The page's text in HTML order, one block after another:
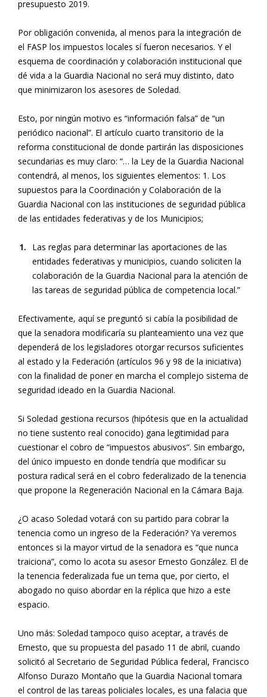
presupuesto 2019.
Por obligación convenida, al menos para la integración de
el FASP los impuestos locales sí fueron necesarios. Y el
esquema de coordinación y colaboración institucional que
dé vida a la Guardia Nacional no será muy distinto, dato
que minimizaron los asesores de Soledad.
Esto, por ningún motivo es “información falsa” de “un
periódico nacional”. El artículo cuarto transitorio de la
reforma constitucional de donde partirán las disposiciones
secundarias es muy claro: “… la Ley de la Guardia Nacional
contendrá, al menos, los siguientes elementos: 1. Los
supuestos para la Coordinación y Colaboración de la
Guardia Nacional con las instituciones de seguridad pública
de las entidades federativas y de los Municipios;
Las reglas para determinar las aportaciones de las
entidades federativas y municipios, cuando soliciten la
colaboración de la Guardia Nacional para la atención de
las tareas de seguridad pública de competencia local.”
Efectivamente, aquí se preguntó si cabía la posibilidad de
que la senadora modificaría su planteamiento una vez que
dependerá de los legisladores otorgar recursos suficientes
al estado y la Federación (artículos 96 y 98 de la iniciativa)
con la finalidad de poner en marcha el complejo sistema de
seguridad ideado en la Guardia Nacional.
Si Soledad gestiona recursos (hipótesis que en la actualidad
no tiene sustento real conocido) gana legitimidad para
cuestionar el cobro de “impuestos abusivos”. Sin embargo,
del único impuesto en donde tendría que modificar su
postura radical será en el cobro federalizado de la tenencia
que propone la Regeneración Nacional en la Cámara Baja.
¿O acaso Soledad votará con su partido para cobrar la
tenencia como un ingreso de la Federación? Ya veremos
entonces si la mayor virtud de la senadora es “que nunca
traiciona”, como lo acota su asesor Ernesto González. El de
la tenencia federalizada fue un tema que, por cierto, el
abogado no quiso abordar en la réplica que hizo a este
espacio.
Uno más: Soledad tampoco quiso aceptar, a través de
Ernesto, que su propuesta del pasado 11 de abril, cuando
solicitó al Secretario de Seguridad Pública federal, Francisco
Alfonso Durazo Montaño que la Guardia Nacional tomara
el control de las tareas policiales locales, es una falacia que